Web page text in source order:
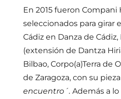
En 2015 fueron Compani
seleccionados para girar
Cádiz en Danza de
(extensión de Dantza
Bilbao, Corpo(a)Terra de
de Zaragoza, con su pieza
encuentro´. Además a